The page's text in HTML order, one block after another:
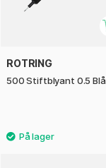
ROTRING
500 Stiftblyant 0.5 Blå